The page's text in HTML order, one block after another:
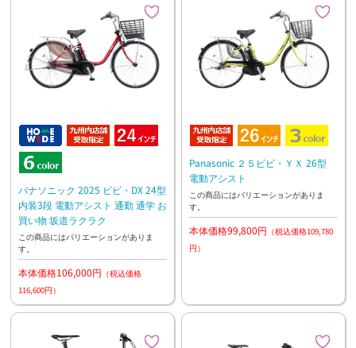
パナソニック 2025 ビビ・DX 24型
内装3段 電動アシスト 通勤 通学 お
買い物 坂道ラクラク
この商品にはバリエーションがありま
す。
本体価格106,000円 （税込価格
116,600円）
Panasonic ２５ビビ・ＹＸ 26型
電動アシスト
この商品にはバリエーションがありま
す。
本体価格99,800円 （税込価格109,780
円）